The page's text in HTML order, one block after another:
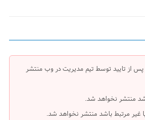
از تایید توسط تیم مدیریت در وب منتشر
منتشر نخواهد شد.
غیر مرتبط باشد منتشر نخواهد شد.